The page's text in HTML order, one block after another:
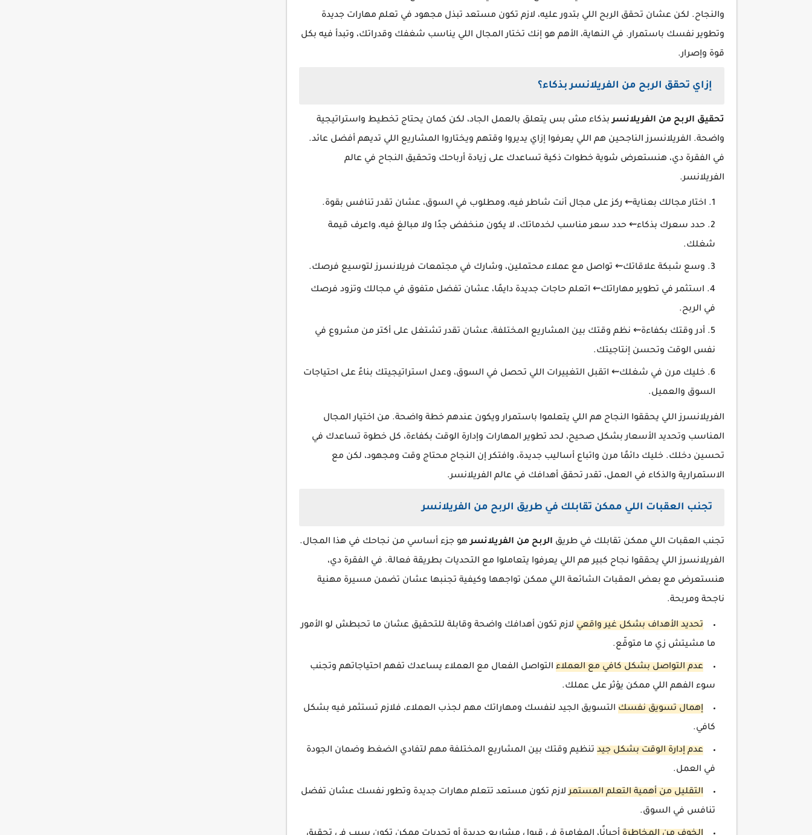
والنجاح. لكن عشان تحقق الربح اللي بتدور عليه، لازم تكون مستعد تبذل مجهود في تعلم مهارات جديدة
وتطوير نفسك باستمرار. في النهاية، الأهم هو إنك تختار المجال اللي يناسب شغفك وقدراتك، وتبدأ فيه بكل
قوة وإصرار.
إزاي تحقق الربح من الفريلانسر بذكاء؟
تحقيق الربح من الفريلانسربذكاء مش بس يتعلق بالعمل الجاد، لكن كمان يحتاج تخطيط واستراتيجية
واضحة. الفريلانسرز الناجحين هم اللي يعرفوا إزاي يديروا وقتهم ويختاروا المشاريع اللي تديهم أفضل عائد.
في الفقرة دي، هنستعرض شوية خطوات ذكية تساعدك على زيادة أرباحك وتحقيق النجاح في عالم
الفريلانسر.
اختار مجالك بعناية⇜ ركز على مجال أنت شاطر فيه، ومطلوب في السوق، عشان تقدر تنافس بقوة.
حدد سعرك بذكاء⇜ حدد سعر مناسب لخدماتك، لا يكون منخفض جدًا ولا مبالغ فيه، واعرف قيمة
شغلك.
وسع شبكة علاقاتك⇜ تواصل مع عملاء محتملين، وشارك في مجتمعات فريلانسرز لتوسيع فرصك.
استثمر في تطوير مهاراتك⇜ اتعلم حاجات جديدة دايمًا، عشان تفضل متفوق في مجالك وتزود فرصك
في الربح.
أدر وقتك بكفاءة⇜ نظم وقتك بين المشاريع المختلفة، عشان تقدر تشتغل على أكتر من مشروع في
نفس الوقت وتحسن إنتاجيتك.
خليك مرن في شغلك⇜ اتقبل التغييرات اللي تحصل في السوق، وعدل استراتيجيتك بناءً على احتياجات
السوق والعميل.
الفريلانسرز اللي يحققوا النجاح هم اللي يتعلموا باستمرار ويكون عندهم خطة واضحة. من اختيار المجال
المناسب وتحديد الأسعار بشكل صحيح، لحد تطوير المهارات وإدارة الوقت بكفاءة، كل خطوة تساعدك في
تحسين دخلك. خليك دائمًا مرن واتباع أساليب جديدة، وافتكر إن النجاح محتاج وقت ومجهود، لكن مع
الاستمرارية والذكاء في العمل، تقدر تحقق أهدافك في عالم الفريلانسر.
تجنب العقبات اللي ممكن تقابلك في طريق الربح من الفريلانسر
تجنب العقبات اللي ممكن تقابلك في طريق الربح من الفريلانسرهو جزء أساسي من نجاحك في هذا المجال.
الفريلانسرز اللي يحققوا نجاح كبير هم اللي يعرفوا يتعاملوا مع التحديات بطريقة فعالة. في الفقرة دي،
هنستعرض مع بعض العقبات الشائعة اللي ممكن تواجهها وكيفية تجنبها عشان تضمن مسيرة مهنية
ناجحة ومربحة.
تحديد الأهداف بشكل غير واقعي لازم تكون أهدافك واضحة وقابلة للتحقيق عشان ما تحبطش لو الأمور
ما مشيتش زي ما متوقّع.
عدم التواصل بشكل كافي مع العملاء التواصل الفعال مع العملاء يساعدك تفهم احتياجاتهم وتجنب
سوء الفهم اللي ممكن يؤثر على عملك.
إهمال تسويق نفسك التسويق الجيد لنفسك ومهاراتك مهم لجذب العملاء، فلازم تستثمر فيه بشكل
كافي.
عدم إدارة الوقت بشكل جيد تنظيم وقتك بين المشاريع المختلفة مهم لتفادي الضغط وضمان الجودة
في العمل.
التقليل من أهمية التعلم المستمرلازم تكون مستعد تتعلم مهارات جديدة وتطور نفسك عشان تفضل
تنافس في السوق.